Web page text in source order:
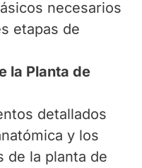
necesarios
etapas de
la Planta de
detallados
y los
de la planta de